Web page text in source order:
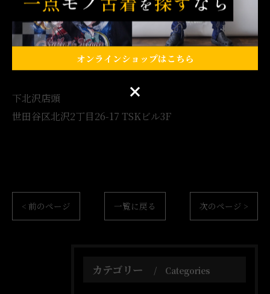
3/29(日)まで
OPEN 14:00 - 20:00
下北沢店頭
世田谷区北沢2丁目26-17 TSKビル3F
< 前のページ 一覧に戻る 次のページ >
カテゴリー Categories
オンラインショップはこちら
オンラインショップはこちら